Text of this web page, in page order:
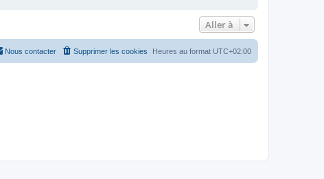
Aller à
Heures au format UTC+02:00
Supprimer les cookies
Nous contacter